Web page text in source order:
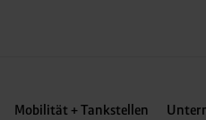
Mobilität + Tankstellen